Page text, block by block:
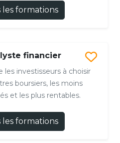
formations
financier
les investisseurs à choisir
boursiers, les moins
et les plus rentables.
formations